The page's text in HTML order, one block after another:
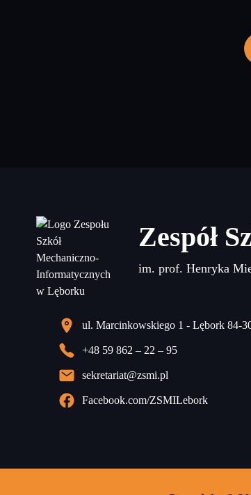
Zespół
im. prof. Henryka
ul. Marcinkowskiego 1 - Lębork 84-
+48 59 862 – 22 – 95
sekretariat@zsmi.pl
Facebook.com/ZSMILebork